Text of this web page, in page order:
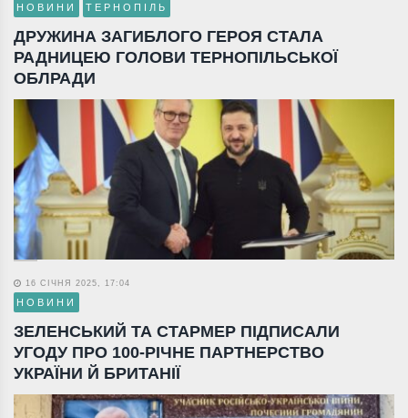
НОВИНИ ТЕРНОПІЛЬ
ДРУЖИНА ЗАГИБЛОГО ГЕРОЯ СТАЛА
РАДНИЦЕЮ ГОЛОВИ ТЕРНОПІЛЬСЬКОЇ
ОБЛРАДИ
16 СІЧНЯ 2025, 17:04
НОВИНИ
ЗЕЛЕНСЬКИЙ ТА СТАРМЕР ПІДПИСАЛИ
УГОДУ ПРО 100-РІЧНЕ ПАРТНЕРСТВО
УКРАЇНИ Й БРИТАНІЇ